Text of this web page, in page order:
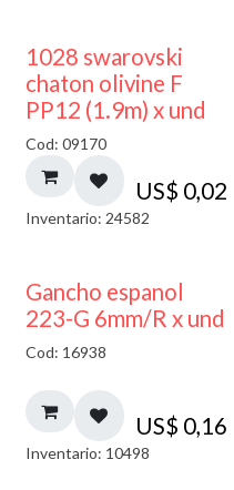
1028 swarovski
chaton olivine F
PP12 (1.9m) x und
Cod: 09170
US$ 0,02
Inventario: 24582
Gancho espanol
223-G 6mm/R x und
Cod: 16938
US$ 0,16
Inventario: 10498